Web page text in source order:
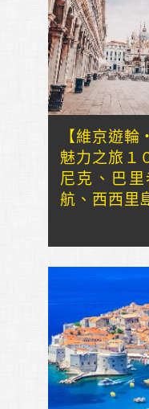
【維京遊
魅力之旅１
尼克、巴
航、西西里